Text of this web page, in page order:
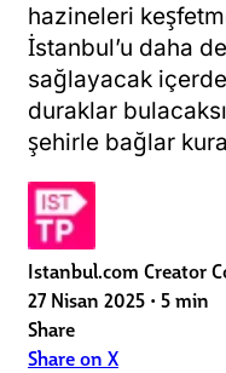
hazineleri
İstanbul’u daha
sağlayacak
duraklar
şehirle bağlar
Istanbul.com Creator
27 Nisan 2025 • 5 min
Share
Share on X